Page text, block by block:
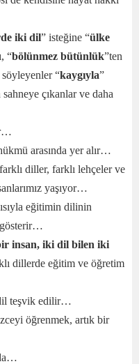
iki dil” isteğine “ülke
“bölünmez bütünlük”ten
“kaygıyla”
çıkanlar ve daha
arasında yer alır…
diller, farklı lehçeler ve
yaşıyor…
eğitimin dilinin
insan, iki dil bilen iki
dillerde eğitim ve öğretim
teşvik edilir…
öğrenmek, artık bir